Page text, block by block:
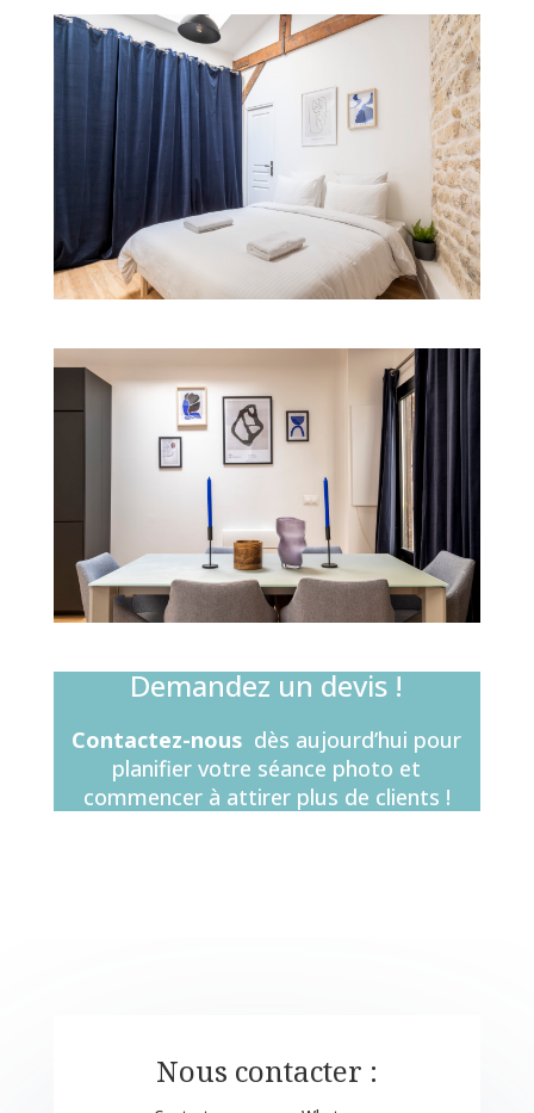
Demandez un devis !
Contactez-nous dès aujourd’hui pour
planifier votre séance photo et
commencer à attirer plus de clients !
Nous contacter :